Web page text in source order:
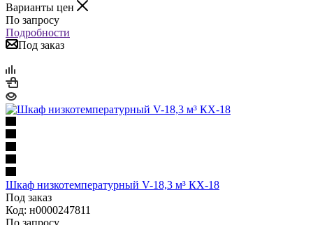
Варианты цен
По запросу
Подробности
Под заказ
Шкаф низкотемпературный V-18,3 м³ КХ-18
Под заказ
Код: н0000247811
По запросу